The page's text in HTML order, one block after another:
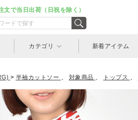
文で当日出荷（日祝を除く）
カテゴリ 新着アイテム
> 半袖カットソー 、 対象商品 、 トップス 、